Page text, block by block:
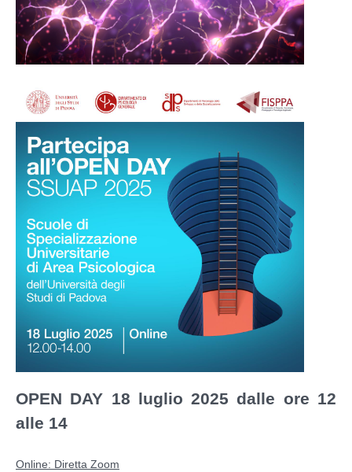
OPEN DAY 18 luglio 2025 dalle ore 12
alle 14
Online: Diretta Zoom